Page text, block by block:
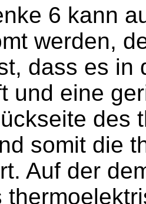
6 kann
werden,
dass es in
und eine
des
somit die
Auf der